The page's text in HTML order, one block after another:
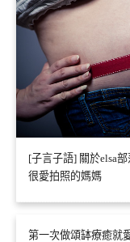
[子言子語] 關於elsa
很愛拍照的媽媽
第一次做頌缽療癒就